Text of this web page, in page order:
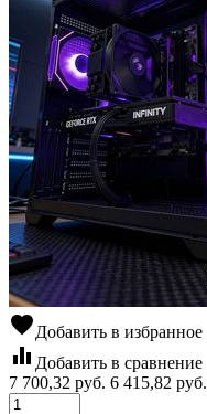
favoriteДобавить в избранное
equalizer Добавить в сравнение
7 700,32 руб. 6 415,82 руб.